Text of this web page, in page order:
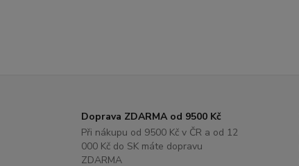
Doprava ZDARMA od 9500 Kč
Při nákupu od 9500 Kč v ČR a od 12
000 Kč do SK máte dopravu
ZDARMA